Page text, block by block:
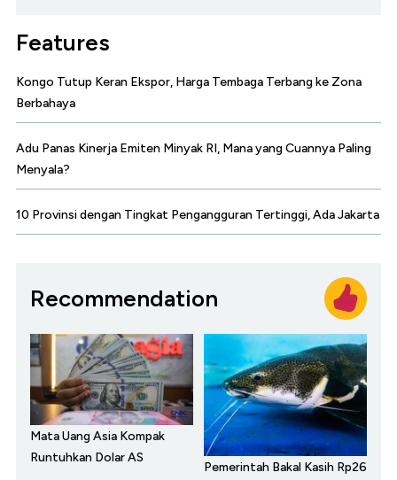
Features
Kongo Tutup Keran Ekspor, Harga Tembaga Terbang ke Zona
Berbahaya
Adu Panas Kinerja Emiten Minyak RI, Mana yang Cuannya Paling
Menyala?
10 Provinsi dengan Tingkat Pengangguran Tertinggi, Ada Jakarta
Recommendation
Mata Uang Asia Kompak
Runtuhkan Dolar AS
Pemerintah Bakal Kasih Rp26